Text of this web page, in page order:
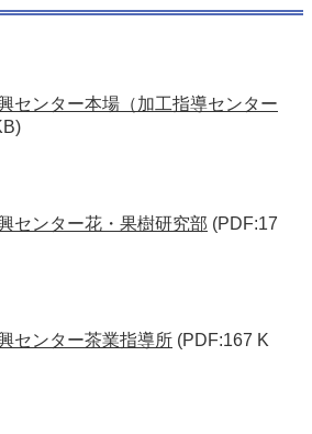
センター本場（加工指導センター
センター花・果樹研究部 (PDF:17
センター茶業指導所 (PDF:167 K